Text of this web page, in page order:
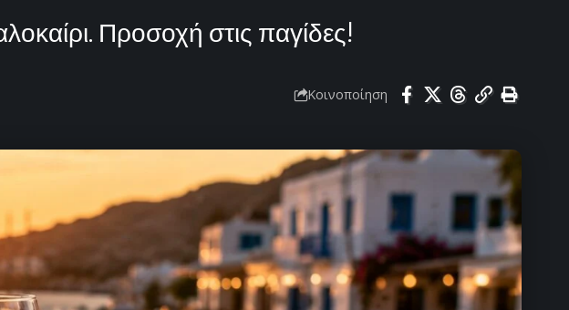
Προσοχή στις παγίδες!
Κοινοποίηση